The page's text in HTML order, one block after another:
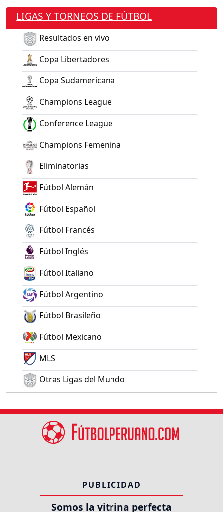
LIGAS Y TORNEOS DE FÚTBOL
Resultados en vivo
Copa Libertadores
Copa Sudamericana
Champions League
Conference League
Champions Femenina
Eliminatorias
Fútbol Alemán
Fútbol Español
Fútbol Francés
Fútbol Inglés
Fútbol Italiano
Fútbol Argentino
Fútbol Brasileño
Fútbol Mexicano
MLS
Otras Ligas del Mundo
PUBLICIDAD
Somos la vitrina perfecta